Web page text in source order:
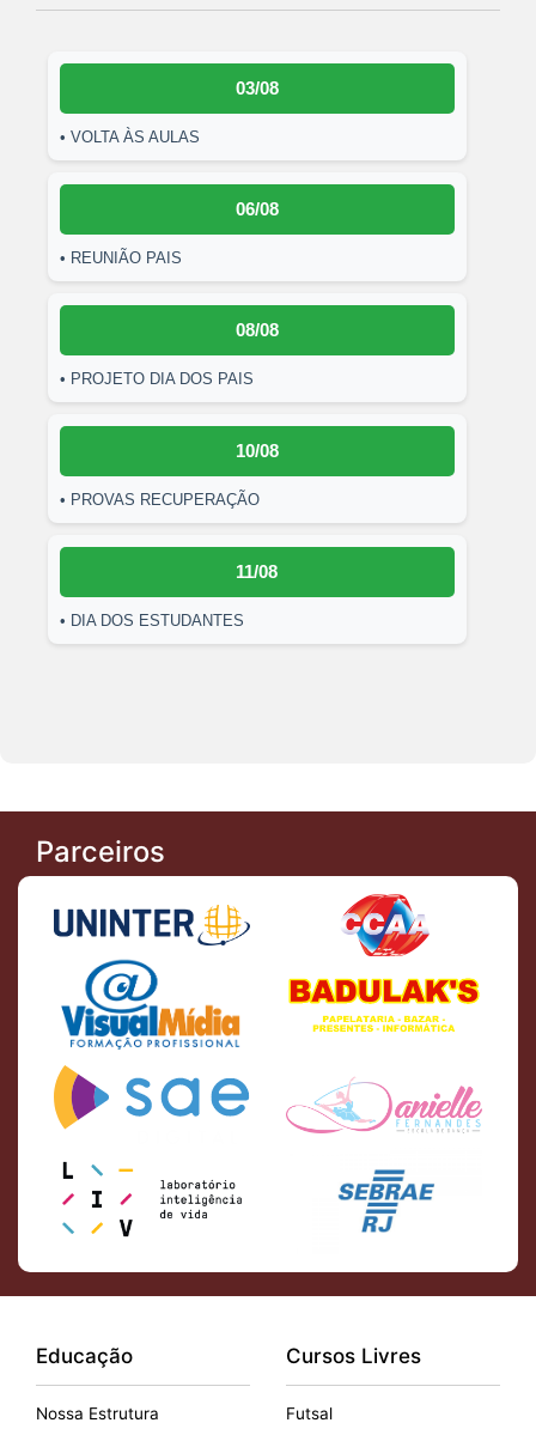
03/08
• VOLTA ÀS AULAS
06/08
• REUNIÃO PAIS
08/08
• PROJETO DIA DOS PAIS
10/08
• PROVAS RECUPERAÇÃO
11/08
• DIA DOS ESTUDANTES
Parceiros
Educação
Nossa Estrutura
Cursos Livres
Futsal